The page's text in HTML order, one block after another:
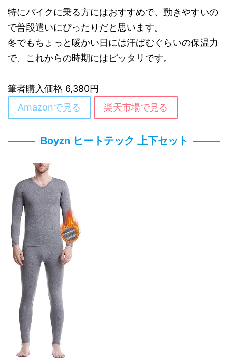
特にバイクに乗る方にはおすすめで、動きやすいの
で普段遣いにぴったりだと思います。
冬でもちょっと暖かい日には汗ばむぐらいの保温力
で、これからの時期にはピッタリです。
筆者購入価格 6,380円
Amazonで見る
楽天市場で見る
Boyzn ヒートテック 上下セット